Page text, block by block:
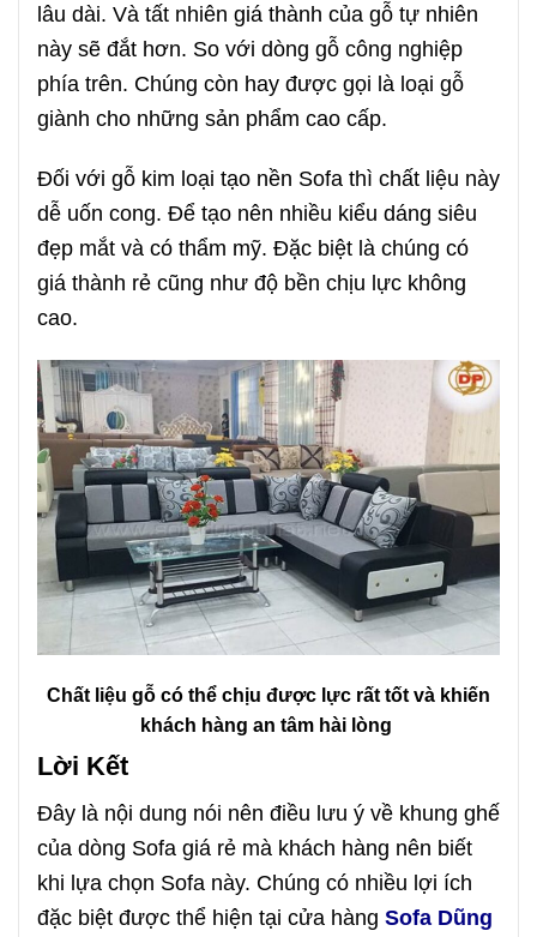
lâu dài. Và tất nhiên giá thành của gỗ tự nhiên
này sẽ đắt hơn. So với dòng gỗ công nghiệp
phía trên. Chúng còn hay được gọi là loại gỗ
giành cho những sản phẩm cao cấp.
Đối với gỗ kim loại tạo nền Sofa thì chất liệu này
dễ uốn cong. Để tạo nên nhiều kiểu dáng siêu
đẹp mắt và có thẩm mỹ. Đặc biệt là chúng có
giá thành rẻ cũng như độ bền chịu lực không
cao.
Chất liệu gỗ có thể chịu được lực rất tốt và khiến
khách hàng an tâm hài lòng
Lời Kết
Đây là nội dung nói nên điều lưu ý về khung ghế
của dòng Sofa giá rẻ mà khách hàng nên biết
khi lựa chọn Sofa này. Chúng có nhiều lợi ích
đặc biệt được thể hiện tại cửa hàng Sofa Dũng